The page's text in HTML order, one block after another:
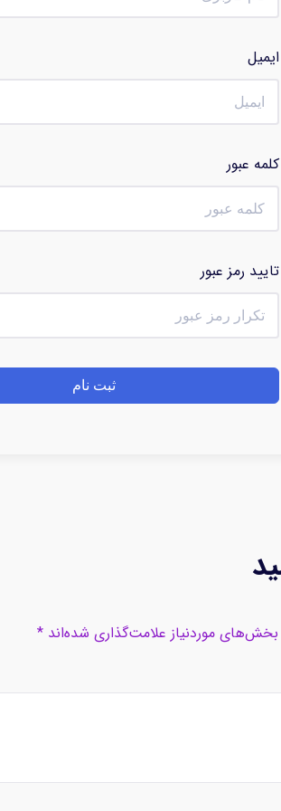
ایمیل
کلمه عبور
تایید رمز عبور
ثبت نام
بخش‌های موردنیاز علامت‌گذاری شده‌اند*